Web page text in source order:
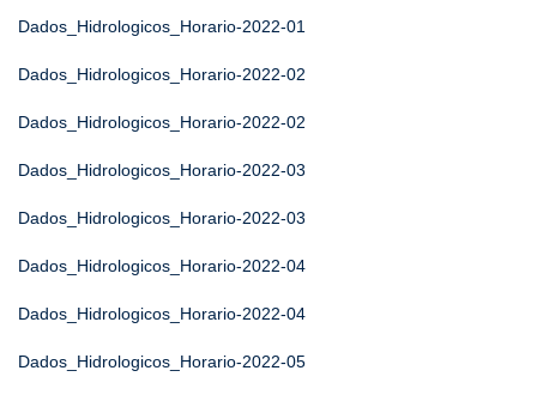
Dados_Hidrologicos_Horario-2022-01
Dados_Hidrologicos_Horario-2022-02
Dados_Hidrologicos_Horario-2022-02
Dados_Hidrologicos_Horario-2022-03
Dados_Hidrologicos_Horario-2022-03
Dados_Hidrologicos_Horario-2022-04
Dados_Hidrologicos_Horario-2022-04
Dados_Hidrologicos_Horario-2022-05